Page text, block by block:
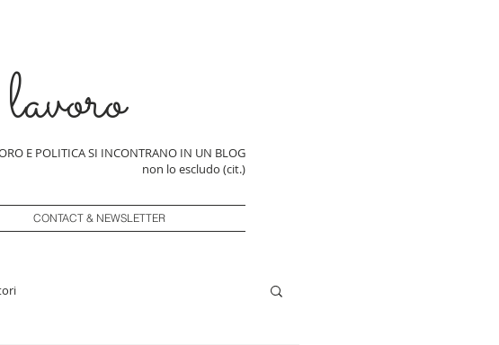
E POLITICA SI INCONTRANO IN UN BLOG
non lo escludo (cit.)
CONTACT & NEWSLETTER